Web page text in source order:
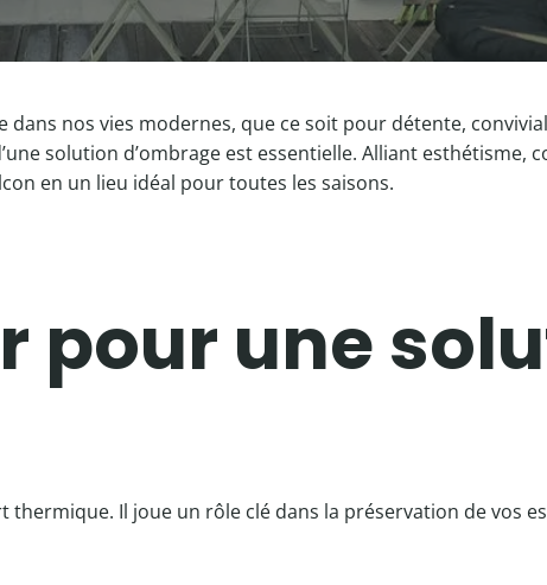
nos vies modernes, que ce soit pour détente,
solution d’ombrage est essentielle. Alliant esthétisme,
en un lieu idéal pour toutes les saisons.
pour une
thermique. Il joue un rôle clé dans la préservation de vos